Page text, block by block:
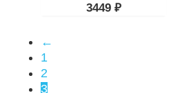
3449 ₽
←
1
2
3